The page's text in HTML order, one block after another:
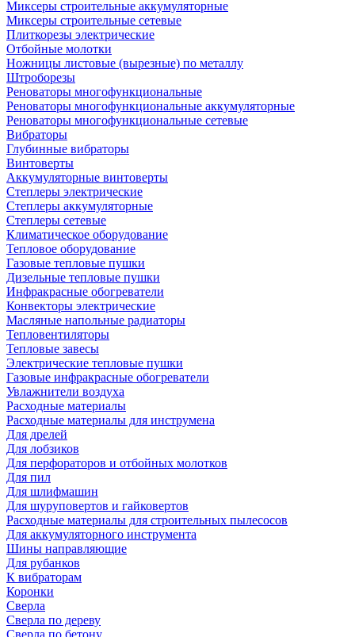
Миксеры строительные аккумуляторные
Миксеры строительные сетевые
Плиткорезы электрические
Отбойные молотки
Ножницы листовые (вырезные) по металлу
Штроборезы
Реноваторы многофункциональные
Реноваторы многофункциональные аккумуляторные
Реноваторы многофункциональные сетевые
Вибраторы
Глубинные вибраторы
Винтоверты
Аккумуляторные винтоверты
Степлеры электрические
Степлеры аккумуляторные
Степлеры сетевые
Климатическое оборудование
Тепловое оборудование
Газовые тепловые пушки
Дизельные тепловые пушки
Инфракрасные обогреватели
Конвекторы электрические
Масляные напольные радиаторы
Тепловентиляторы
Тепловые завесы
Электрические тепловые пушки
Газовые инфракрасные обогреватели
Увлажнители воздуха
Расходные материалы
Расходные материалы для инструмена
Для дрелей
Для лобзиков
Для перфораторов и отбойных молотков
Для пил
Для шлифмашин
Для шуруповертов и гайковертов
Расходные материалы для строительных пылесосов
Для аккумуляторного инструмента
Шины направляющие
Для рубанков
К вибраторам
Коронки
Сверла
Сверла по дереву
Сверла по бетону